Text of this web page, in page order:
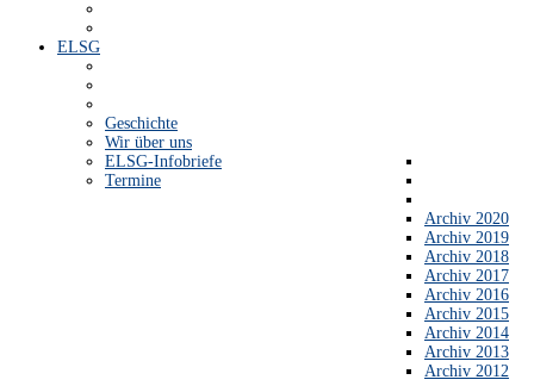
ELSG
Geschichte
Wir über uns
ELSG-Infobriefe
Termine
Archiv 2020
Archiv 2019
Archiv 2018
Archiv 2017
Archiv 2016
Archiv 2015
Archiv 2014
Archiv 2013
Archiv 2012